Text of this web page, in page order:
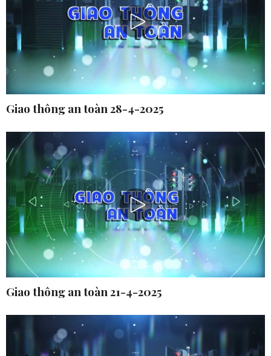
Giao thông an toàn 28-4-2025
Giao thông an toàn 21-4-2025